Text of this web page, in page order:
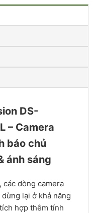
DS-
– Camera
báo chủ
ánh sáng
các dòng camera
lại ở khả năng
hợp thêm tính